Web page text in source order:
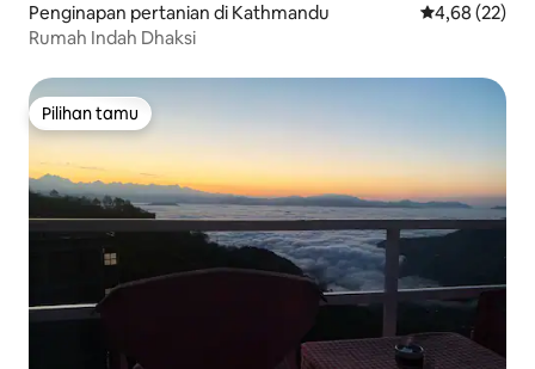
Penginapan pertanian di Kathmandu Nilai rata-rata
4,68 (22)
Rumah Indah Dhaksi
Pilihan tamu
Pilihan tamu